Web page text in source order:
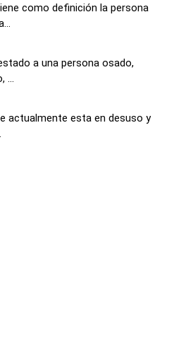
como definición la persona
a una persona osado,
...
actualmente esta en desuso y